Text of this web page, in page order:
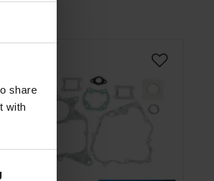
share
with